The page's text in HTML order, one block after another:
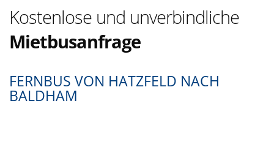
Kostenlose und unverbindliche
Mietbusanfrage
FERNBUS VON HATZFELD NACH
BALDHAM